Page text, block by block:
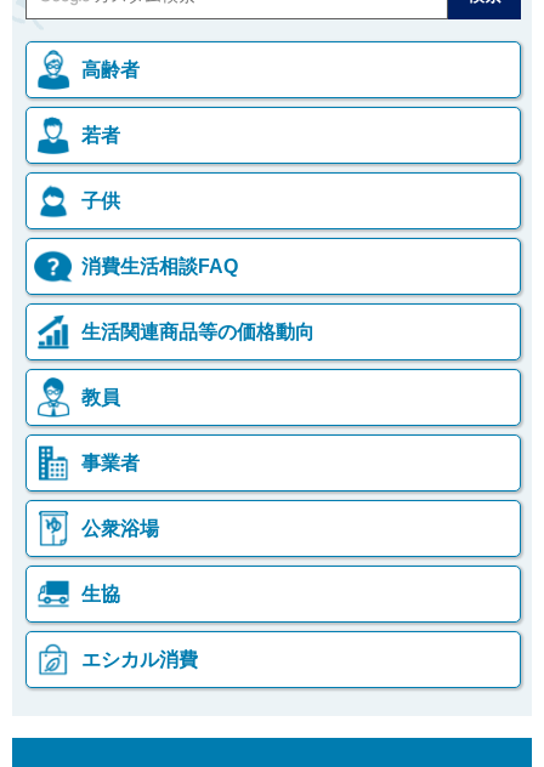
高齢者
若者
子供
消費生活相談FAQ
生活関連商品等の価格動向
教員
事業者
公衆浴場
生協
エシカル消費